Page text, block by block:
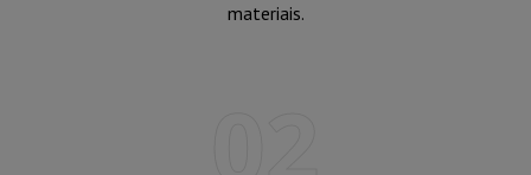
materiais.